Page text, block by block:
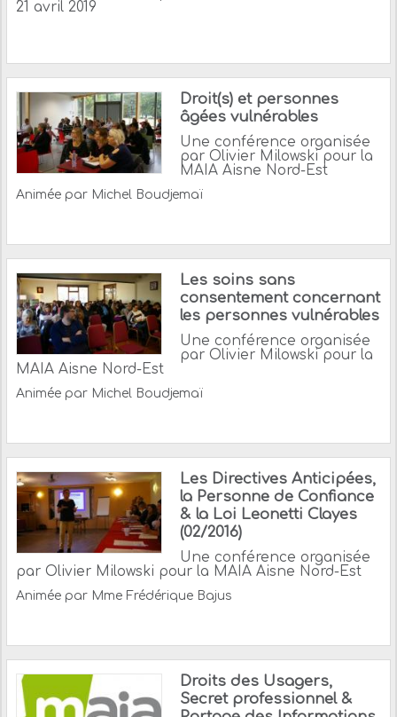
21 avril 2019
Droit(s) et personnes
âgées vulnérables
Une conférence organisée
par Olivier Milowski pour la
MAIA Aisne Nord-Est
Animée par Michel Boudjemaï
Les soins sans
consentement concernant
les personnes vulnérables
Une conférence organisée
par Olivier Milowski pour la
MAIA Aisne Nord-Est
Animée par Michel Boudjemaï
Les Directives Anticipées,
la Personne de Confiance
& la Loi Leonetti Clayes
(02/2016)
Une conférence organisée
par Olivier Milowski pour la MAIA Aisne Nord-Est
Animée par Mme Frédérique Bajus
Droits des Usagers,
Secret professionnel &